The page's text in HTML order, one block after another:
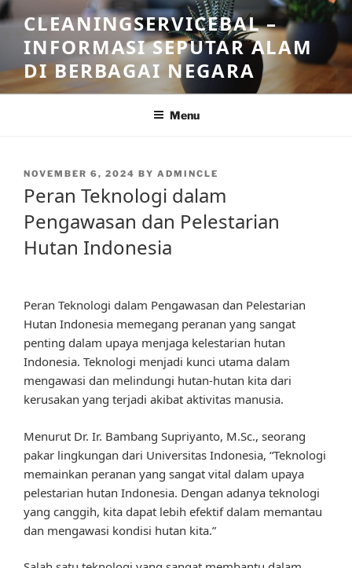
Skip
to
content
CLEANINGSERVICEBAL –
INFORMASI SEPUTAR ALAM
DI BERBAGAI NEGARA
Menu
POSTED
NOVEMBER 6, 2024 BY ADMINCLE
Peran Teknologi dalam
Pengawasan dan Pelestarian
Hutan Indonesia
Peran Teknologi dalam Pengawasan dan Pelestarian
Hutan Indonesia memegang peranan yang sangat
penting dalam upaya menjaga kelestarian hutan
Indonesia. Teknologi menjadi kunci utama dalam
mengawasi dan melindungi hutan-hutan kita dari
kerusakan yang terjadi akibat aktivitas manusia.
Menurut Dr. Ir. Bambang Supriyanto, M.Sc., seorang
pakar lingkungan dari Universitas Indonesia, “Teknologi
memainkan peranan yang sangat vital dalam upaya
pelestarian hutan Indonesia. Dengan adanya teknologi
yang canggih, kita dapat lebih efektif dalam memantau
dan mengawasi kondisi hutan kita.”